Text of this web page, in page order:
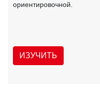
ориентировочной.
ИЗУЧИТЬ